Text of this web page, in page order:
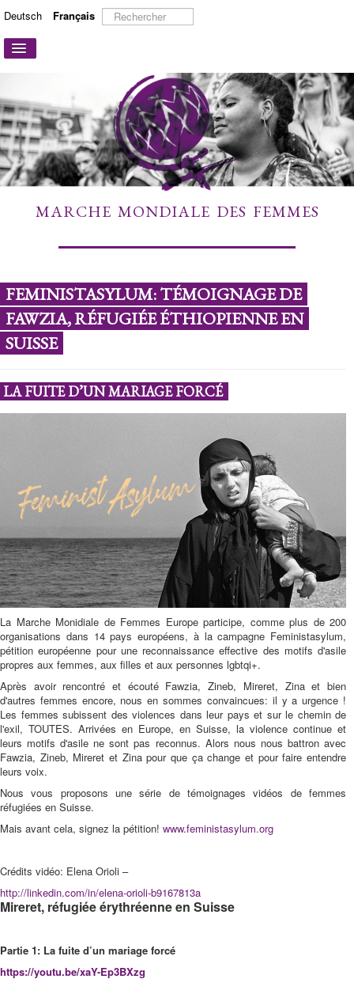
Deutsch Français Rechercher
Basculer
A PROPOS
ACTIONS ET CAMPAGNES
PARTICIPER
TÉMOIGNAGES
À DÉCOUVRIR
MARCHE MONDIALE DES FEMMES
FEMINISTASYLUM: TÉMOIGNAGE DE
FAWZIA, RÉFUGIÉE ÉTHIOPIENNE EN
SUISSE
LA FUITE D’UN MARIAGE FORCÉ
La Marche Monidiale de Femmes Europe participe, comme plus de 200
organisations dans 14 pays européens, à la campagne Feministasylum,
pétition européenne pour une reconnaissance effective des motifs d'asile
propres aux femmes, aux filles et aux personnes lgbtqi+.
Après avoir rencontré et écouté Fawzia, Zineb, Mireret, Zina et bien
d'autres femmes encore, nous en sommes convaincues: il y a urgence !
Les femmes subissent des violences dans leur pays et sur le chemin de
l'exil, TOUTES. Arrivées en Europe, en Suisse, la violence continue et
leurs motifs d'asile ne sont pas reconnus. Alors nous nous battron avec
Fawzia, Zineb, Mireret et Zina pour que ça change et pour faire entendre
leurs voix.
Nous vous proposons une série de témoignages vidéos de femmes
réfugiées en Suisse.
Mais avant cela, signez la pétition! www.feministasylum.org
Crédits vidéo: Elena Orioli –
http://linkedin.com/in/elena-orioli-b9167813a
Mireret, réfugiée érythréenne en Suisse
Partie 1: La fuite d’un mariage forcé
https://youtu.be/xaY-Ep3BXzg